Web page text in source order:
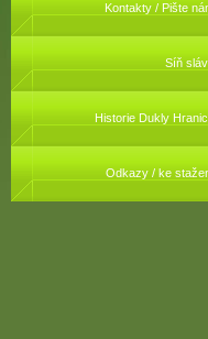
Kontakty / Pište
Síň
Historie Dukly
Odkazy / ke